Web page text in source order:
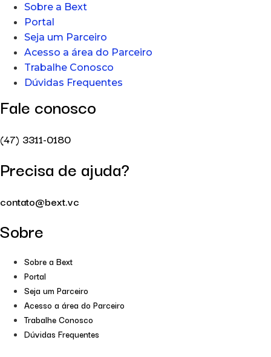
Sobre a Bext
Portal
Seja um Parceiro
Acesso a área do Parceiro
Trabalhe Conosco
Dúvidas Frequentes
Fale conosco
(47) 3311-0180
Precisa de ajuda?
contato@bext.vc
Sobre
Sobre a Bext
Portal
Seja um Parceiro
Acesso a área do Parceiro
Trabalhe Conosco
Dúvidas Frequentes